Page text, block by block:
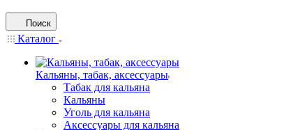
Поиск
Каталог
Кальяны, табак, аксессуары
Табак для кальяна
Кальяны
Уголь для кальяна
Аксессуары для кальяна